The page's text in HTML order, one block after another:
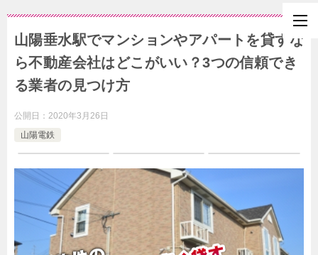
山陽垂水駅でマンションやアパートを貸すな
ら不動産会社はどこがいい？3つの信頼でき
る業者の見つけ方
公開日： 2020年3月26日
山陽電鉄